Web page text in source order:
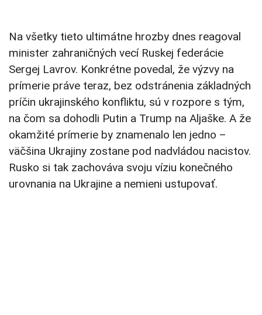
Na všetky tieto ultimátne hrozby dnes reagoval
minister zahraničných vecí Ruskej federácie
Sergej Lavrov. Konkrétne povedal, že výzvy na
prímerie práve teraz, bez odstránenia základných
príčin ukrajinského konfliktu, sú v rozpore s tým,
na čom sa dohodli Putin a Trump na Aljaške. A že
okamžité prímerie by znamenalo len jedno –
väčšina Ukrajiny zostane pod nadvládou nacistov.
Rusko si tak zachováva svoju víziu konečného
urovnania na Ukrajine a nemieni ustupovať.